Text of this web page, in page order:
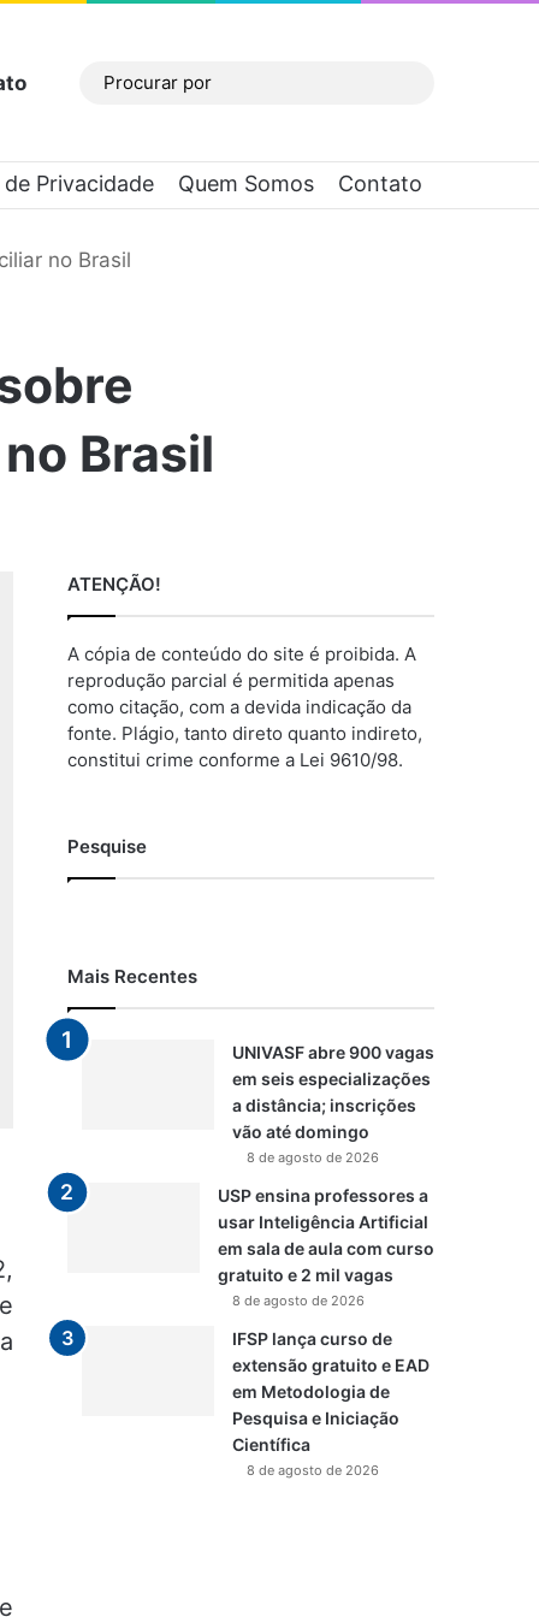
Barra Lateral
Privacidade Quem Somos Contato
no Brasil
Brasil
ATENÇÃO!
A cópia de conteúdo do site é proibida. A
reprodução parcial é permitida apenas
como citação, com a devida indicação da
fonte. Plágio, tanto direto quanto indireto,
constitui crime conforme a Lei 9610/98.
Pesquise
Mais Recentes
UNIVASF abre 900 vagas
em seis especializações
a distância; inscrições
vão até domingo
8 de agosto de 2026
USP ensina professores a
usar Inteligência Artificial
em sala de aula com curso
gratuito e 2 mil vagas
8 de agosto de 2026
IFSP lança curso de
extensão gratuito e EAD
em Metodologia de
Pesquisa e Iniciação
Científica
8 de agosto de 2026